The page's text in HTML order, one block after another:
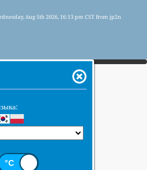
Aug 5th 2026, 16:13 pm CST from jp2n